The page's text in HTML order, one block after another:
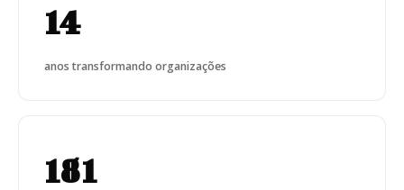
14
anos transformando organizações
181